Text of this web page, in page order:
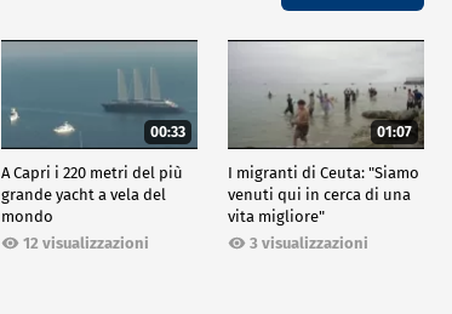
00:33
A Capri i 220 metri del più
grande yacht a vela del
mondo
12 visualizzazioni
01:07
I migranti di Ceuta: "Siamo
venuti qui in cerca di una
vita migliore"
3 visualizzazioni